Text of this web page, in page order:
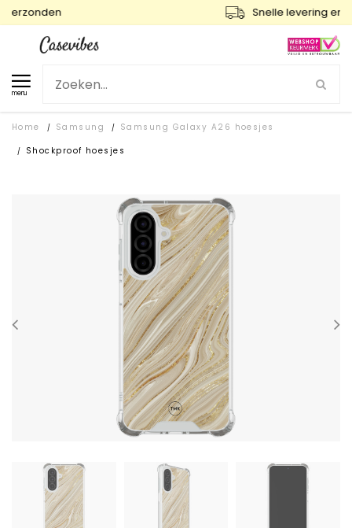
Snelle levering en gratis ruilen
menu
Home / Samsung / Samsung Galaxy A26 hoesjes
/ Shockproof hoesjes